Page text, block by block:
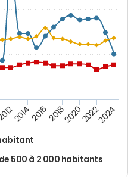
500 à 2 000 habitants
201420162018202020222024